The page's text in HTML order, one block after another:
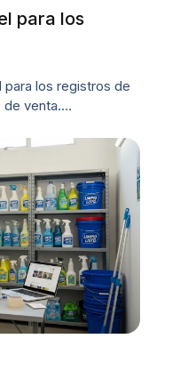
para los
los registros de
de venta.…